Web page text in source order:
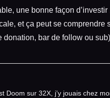
une bonne façon
et ça peut se comprendre
donation, bar de follow ou
Doom sur 32X, j’y jouais chez